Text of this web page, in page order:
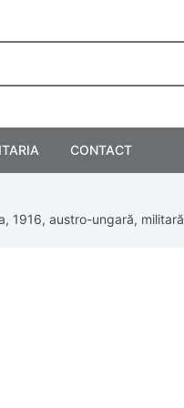
CONTACT
1916, austro-ungară, militară